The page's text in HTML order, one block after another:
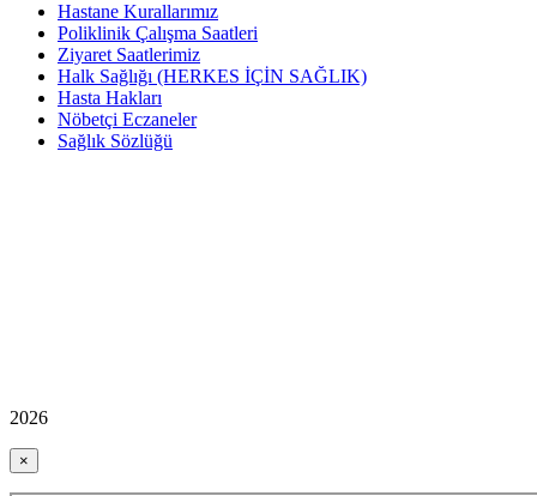
Hastane Kurallarımız
Poliklinik Çalışma Saatleri
Ziyaret Saatlerimiz
Halk Sağlığı (HERKES İÇİN SAĞLIK)
Hasta Hakları
Nöbetçi Eczaneler
Sağlık Sözlüğü
2026
×